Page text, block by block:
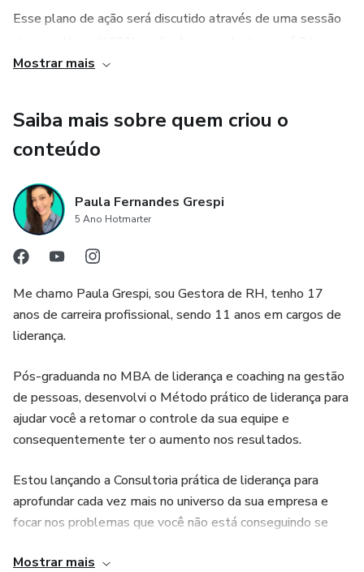
Esse plano de ação será discutido através de uma sessão
durante mais 30 dias, para tirar suas dúvidas e te dar as
orientações que forem necessárias para o sucesso do
plano de ação proposto.
Mostrar mais
Saiba mais sobre quem criou o
conteúdo
Paula Fernandes Grespi
5 Ano Hotmarter
Me chamo Paula Grespi, sou Gestora de RH, tenho 17
anos de carreira profissional, sendo 11 anos em cargos de
liderança.
Pós-graduanda no MBA de liderança e coaching na gestão
de pessoas, desenvolvi o Método prático de liderança para
ajudar você a retomar o controle da sua equipe e
consequentemente ter o aumento nos resultados.
Estou lançando a Consultoria prática de liderança para
aprofundar cada vez mais no universo da sua empresa e
focar nos problemas que você não está conseguindo se
Mostrar mais